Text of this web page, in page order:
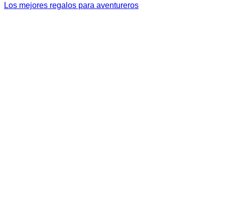
Los mejores regalos para aventureros